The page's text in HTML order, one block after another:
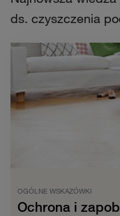
ds. czyszczenia
OGÓLNE WSKAZÓWKI
Ochrona i